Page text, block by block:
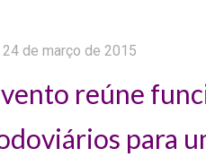
24 de março de 2015
reúne
para